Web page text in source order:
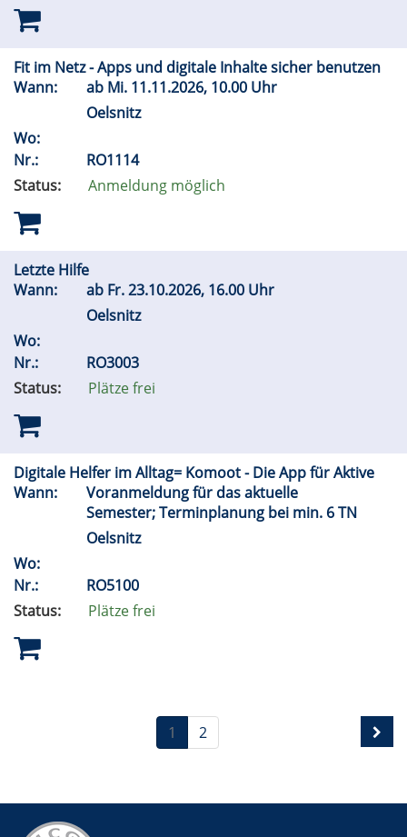
Fit im Netz - Apps und digitale Inhalte sicher benutzen
Wann:
ab Mi. 11.11.2026, 10.00 Uhr
Oelsnitz
Wo:
Nr.:
RO1114
Status:
Anmeldung möglich
Letzte Hilfe
Wann:
ab Fr.23.10.2026, 16.00 Uhr
Oelsnitz
Wo:
Nr.:
RO3003
Status:
Plätze frei
Digitale Helfer im Alltag= Komoot - Die App für Aktive
Wann:
Voranmeldung für das aktuelle
Semester; Terminplanung bei min. 6 TN
Oelsnitz
Wo:
Nr.:
RO5100
Status:
Plätze frei
1 2